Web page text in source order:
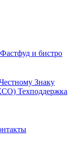
Фастфуд и бистро
Знаку
Техподдержка